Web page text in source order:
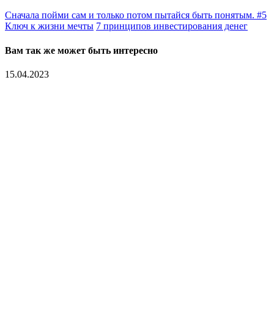
Сначала пойми сам и только потом пытайся быть понятым. #5
Ключ к жизни мечты 7 принципов инвестирования денег
Вам так же может быть интересно
15.04.2023